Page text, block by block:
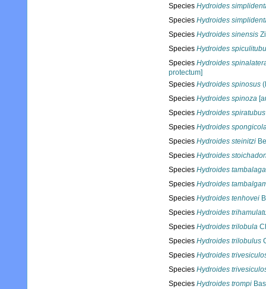
Species Hydroides
Species Hydroides
Species Hydroides sinensis
Species Hydroides
Species Hydroides
protectum]
Species Hydroides spinosus
Species Hydroides spinoza
Species Hydroides spiratubus
Species Hydroides
Species Hydroides steinitzi
Species Hydroides
Species Hydroides
Species Hydroides
Species Hydroides tenhovei
Species Hydroides
Species Hydroides trilobula
Species Hydroides trilobulus
Species Hydroides
Species Hydroides
Species Hydroides trompi